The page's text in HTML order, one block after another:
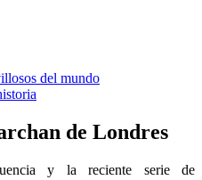
del mundo
de Londres
y la reciente serie de